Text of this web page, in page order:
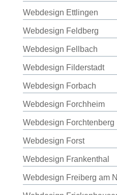
Webdesign Ettlingen
Webdesign Feldberg
Webdesign Fellbach
Webdesign Filderstadt
Webdesign Forbach
Webdesign Forchheim
Webdesign Forchtenberg
Webdesign Forst
Webdesign Frankenthal
Webdesign Freiberg am